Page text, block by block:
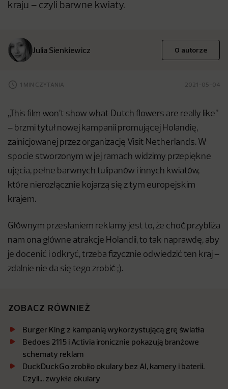
kraju – czyli barwne kwiaty.
Julia Sienkiewicz O autorze
1 MIN CZYTANIA 2021-05-04
„This film won’t show what Dutch flowers are really like”
– brzmi tytuł nowej kampanii promującej Holandię,
zainicjowanej przez organizację Visit Netherlands. W
spocie stworzonym w jej ramach widzimy przepiękne
ujęcia, pełne barwnych tulipanów i innych kwiatów,
które nierozłącznie kojarzą się z tym europejskim
krajem.
Głównym przesłaniem reklamy jest to, że choć przybliża
nam ona główne atrakcje Holandii, to tak naprawdę, aby
je docenić i odkryć, trzeba fizycznie odwiedzić ten kraj –
zdalnie nie da się tego zrobić ;).
ZOBACZ RÓWNIEŻ
Burger King z kampanią wykorzystującą grę światła
Bedoes 2115 i Activia ironicznie pokazują branżowe
schematy reklam
DuckDuckGo zrobiło okulary bez AI, kamery i baterii.
Czyli… zwykłe okulary